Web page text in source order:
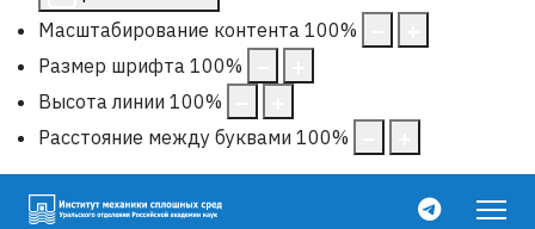
Масштабирование контента 100%
Размер шрифта 100%
Высота линии 100%
Расстояние между буквами 100%